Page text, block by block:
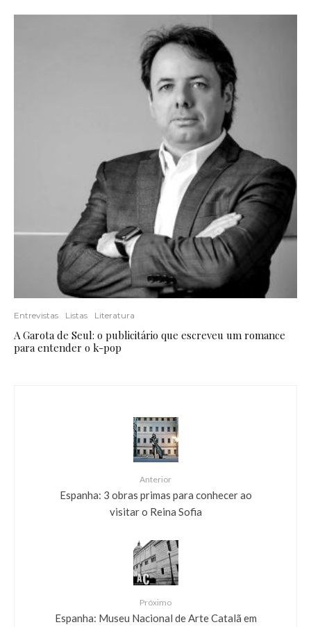
Entrevistas Listas Literatura
A Garota de Seul: o publicitário que escreveu um romance
para entender o k-pop
Anterior
Espanha: 3 obras primas para conhecer ao
visitar o Reina Sofia
Próximo
Espanha: Museu Nacional de Arte Catalã em